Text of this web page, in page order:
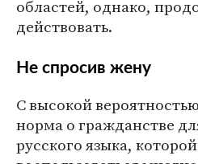
областей, однако,
действовать.
Не спросив жену
С высокой
норма о гражданстве
русского языка,